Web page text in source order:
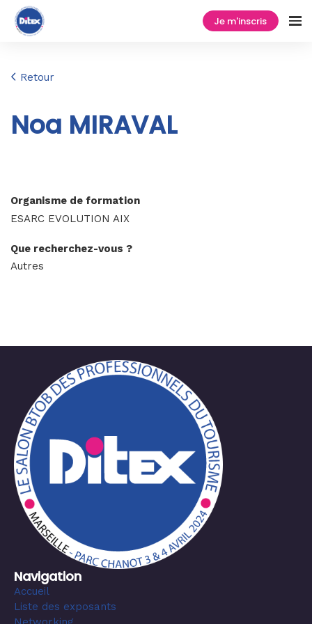
Je m'inscris
Retour
Noa MIRAVAL
Organisme de formation
ESARC EVOLUTION AIX
Que recherchez-vous ?
Autres
Navigation
Accueil
Liste des exposants